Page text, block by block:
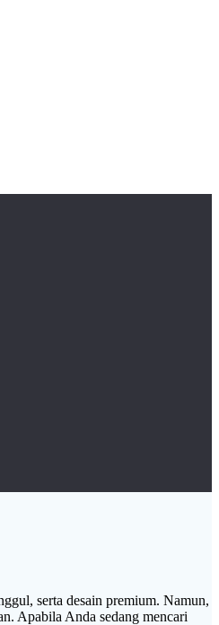
serta desain premium. Namun,
Apabila Anda sedang mencari